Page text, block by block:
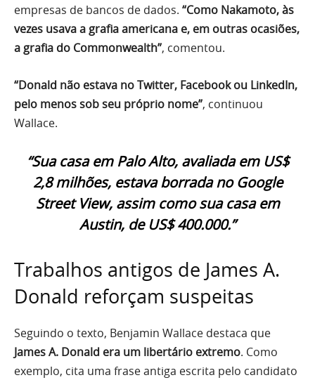
empresas de bancos de dados. “Como Nakamoto, às
vezes usava a grafia americana e, em outras ocasiões,
a grafia do Commonwealth”, comentou.
“Donald não estava no Twitter, Facebook ou LinkedIn,
pelo menos sob seu próprio nome”, continuou
Wallace.
“Sua casa em Palo Alto, avaliada em US$
2,8 milhões, estava borrada no Google
Street View, assim como sua casa em
Austin, de US$ 400.000.”
Trabalhos antigos de James A.
Donald reforçam suspeitas
Seguindo o texto, Benjamin Wallace destaca que
James A. Donald era um libertário extremo. Como
exemplo, cita uma frase antiga escrita pelo candidato